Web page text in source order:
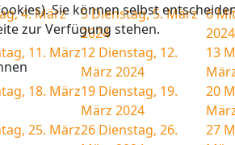
4. März
5Dienstag, 5. März
2024
6
2024
11. März12 Dienstag, 12.
März 2024
13
18. März19 Dienstag, 19.
März 2024
20
25. März26 Dienstag, 26.
27
Sie können selbst
zur Verfügung stehen.